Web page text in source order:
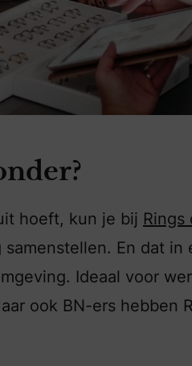
hoeft, kun je bij Rings
En dat in
Ideaal voor
ook BN-ers hebben